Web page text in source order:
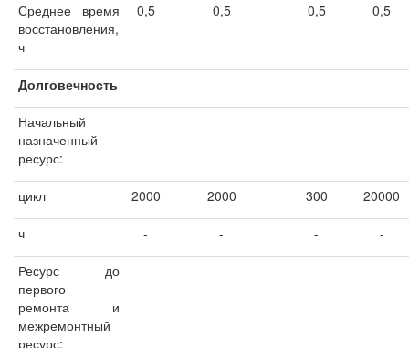
Среднее время
восстановления,
ч
0,5 0,5 0,5 0,5
Долговечность
Начальный
назначенный
ресурс:
цикл 2000 2000 300 20000
ч - - - -
Ресурс до
первого
ремонта и
межремонтный
ресурс: